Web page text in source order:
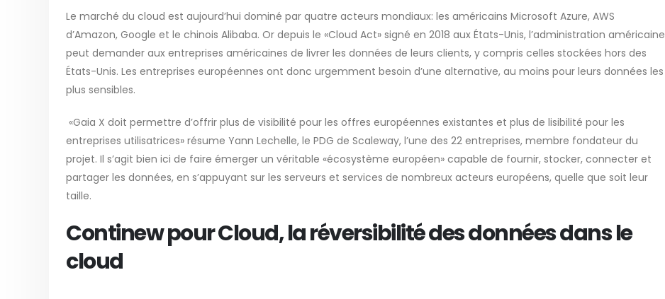
Le marché du cloud est aujourd’hui dominé par quatre acteurs mondiaux: les américains Microsoft Azure, AWS
d’Amazon, Google et le chinois Alibaba. Or depuis le «Cloud Act» signé en 2018 aux États-Unis, l’administration américaine
peut demander aux entreprises américaines de livrer les données de leurs clients, y compris celles stockées hors des
États-Unis. Les entreprises européennes ont donc urgemment besoin d’une alternative, au moins pour leurs données les
plus sensibles.
«Gaia X doit permettre d’offrir plus de visibilité pour les offres européennes existantes et plus de lisibilité pour les
entreprises utilisatrices» résume Yann Lechelle, le PDG de Scaleway, l’une des 22 entreprises, membre fondateur du
projet. Il s’agit bien ici de faire émerger un véritable «écosystème européen» capable de fournir, stocker, connecter et
partager les données, en s’appuyant sur les serveurs et services de nombreux acteurs européens, quelle que soit leur
taille.
Continew pour Cloud, la réversibilité des données dans le
cloud